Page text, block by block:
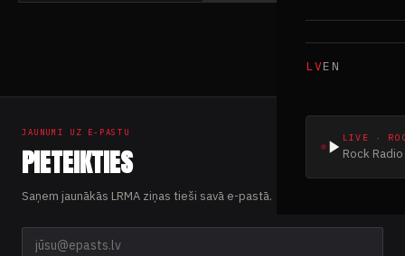
LVEN
LIVE ·
Rock
JAUNUMI UZ E-PASTU
PIETEIKTIES
Saņem jaunākās LRMA ziņas tieši savā e-pastā.